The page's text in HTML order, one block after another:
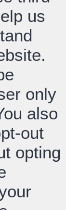
us
only
also
out
opting